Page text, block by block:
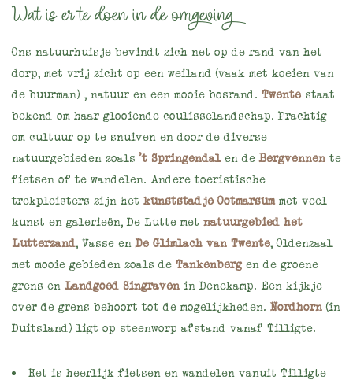
Wat is er te doen in de omgeving?
Ons natuurhuisje bevindt zich net op de rand van het
dorp, met vrij zicht op een weiland (vaak met koeien van
de buurman) , natuur en een mooie bosrand. Twente staat
bekend om haar glooiende coulisselandschap. Prachtig
om cultuur op te snuiven en door de diverse
natuurgebieden zoals't Springendalen deBergvennente
fietsen of te wandelen. Andere toeristische
trekpleisters zijn het kunststadje Ootmarsummet veel
kunst en galerieën, De Lutte met natuurgebied het
Lutterzand, Vasse en De Glimlach van Twente, Oldenzaal
met mooie gebieden zoals de Tankenberg en de groene
grens en Landgoed Singraven in Denekamp. Een kijkje
over de grens behoort tot de mogelijkheden. Nordhorn(in
Duitsland) ligt op steenworp afstand vanaf Tilligte.
Het is heerlijk fietsen en wandelen vanuit Tilligte